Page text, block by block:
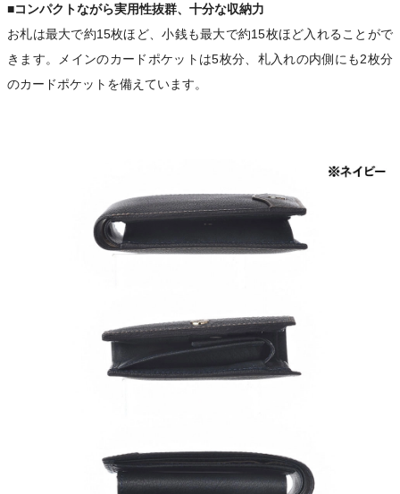
■コンパクトながら実用性抜群、十分な収納力
お札は最大で約15枚ほど、小銭も最大で約15枚ほど入れることがで
きます。メインのカードポケットは5枚分、札入れの内側にも2枚分
のカードポケットを備えています。